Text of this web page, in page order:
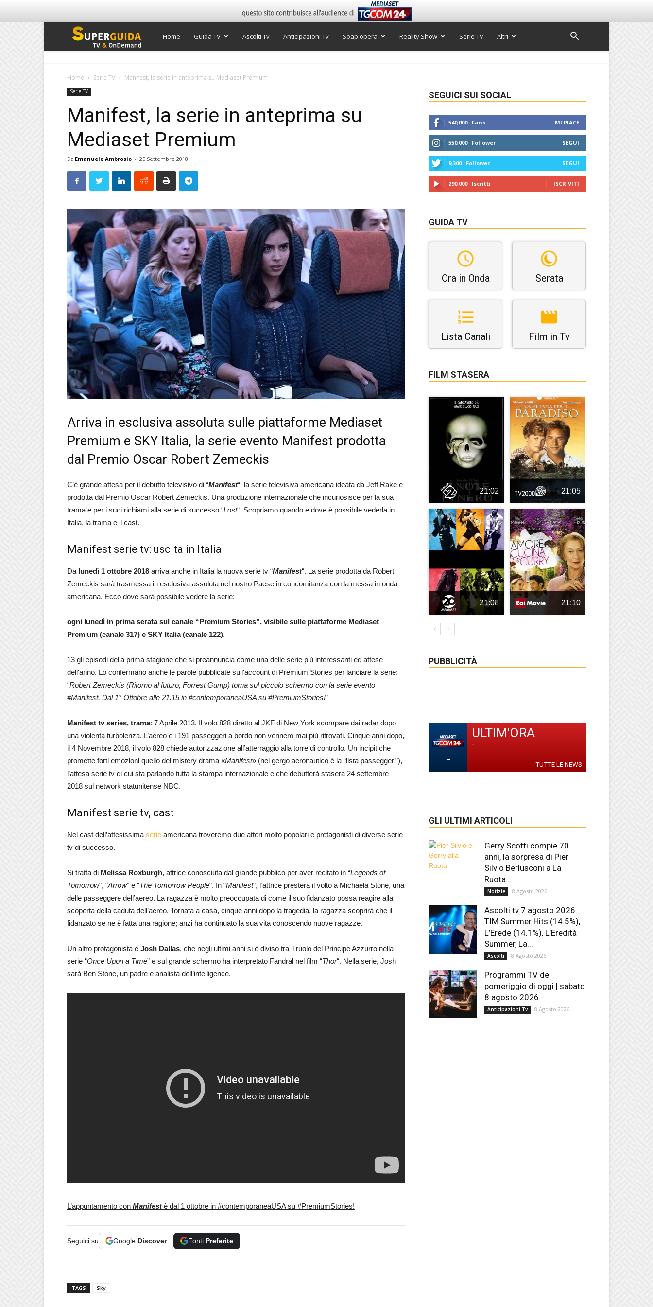
Super
Home Guida TV Ascolti Tv Anticipazioni Tv Soap opera Reality Show Serie TV Altri
Home Serie TV Manifest, la serie in anteprima su Mediaset Premium
Serie TV
Manifest, la serie in anteprima su
Mediaset Premium
Da Emanuele Ambrosio - 25 Settembre 2018
Arriva in esclusiva assoluta sulle piattaforme Mediaset
Premium e SKY Italia, la serie evento Manifest prodotta
dal Premio Oscar Robert Zemeckis
C’è grande attesa per il debutto televisivo di “Manifest“, la serie televisiva americana ideata da Jeff Rake e
prodotta dal Premio Oscar Robert Zemeckis. Una produzione internazionale che incuriosisce per la sua
trama e per i suoi richiami alla serie di successo “Lost“. Scopriamo quando e dove è possibile vederla in
Italia, la trama e il cast.
Manifest serie tv: uscita in Italia
Da lunedì 1 ottobre 2018 arriva anche in Italia la nuova serie tv “Manifest“. La serie prodotta da Robert
Zemeckis sarà trasmessa in esclusiva assoluta nel nostro Paese in concomitanza con la messa in onda
americana. Ecco dove sarà possibile vedere la serie:
ogni lunedì in prima serata sul canale “Premium Stories”, visibile sulle piattaforme Mediaset
Premium (canale 317) e SKY Italia (canale 122).
13 gli episodi della prima stagione che si preannuncia come una delle serie più interessanti ed attese
dell’anno. Lo confermano anche le parole pubblicate sull’account di Premium Stories per lanciare la serie:
“Robert Zemeckis (Ritorno al futuro, Forrest Gump) torna sul piccolo schermo con la serie evento
#Manifest. Dal 1° Ottobre alle 21.15 in #contemporaneaUSA su #PremiumStories!”
Manifest tv series, trama: 7 Aprile 2013. Il volo 828 diretto al JKF di New York scompare dai radar dopo
una violenta turbolenza. L’aereo e i 191 passeggeri a bordo non vennero mai più ritrovati. Cinque anni dopo,
il 4 Novembre 2018, il volo 828 chiede autorizzazione all’atterraggio alla torre di controllo. Un incipit che
promette forti emozioni quello del mistery drama «Manifest» (nel gergo aeronautico è la “lista passeggeri”),
l’attesa serie tv di cui sta parlando tutta la stampa internazionale e che debutterà stasera 24 settembre
2018 sul network statunitense NBC.
Manifest serie tv, cast
Nel cast dell’attesissima serie americana troveremo due attori molto popolari e protagonisti di diverse serie
tv di successo.
Si tratta di Melissa Roxburgh, attrice conosciuta dal grande pubblico per aver recitato in “Legends of
Tomorrow“, “Arrow” e “The Tomorrow People“. In “Manifest“, l’attrice presterà il volto a Michaela Stone, una
delle passeggere dell’aereo. La ragazza è molto preoccupata di come il suo fidanzato possa reagire alla
scoperta della caduta dell’aereo. Tornata a casa, cinque anni dopo la tragedia, la ragazza scoprirà che il
fidanzato se ne è fatta una ragione; anzi ha continuato la sua vita conoscendo nuove ragazze.
Un altro protagonista è Josh Dallas, che negli ultimi anni si è diviso tra il ruolo del Principe Azzurro nella
serie “Once Upon a Time” e sul grande schermo ha interpretato Fandral nel film “Thor“. Nella serie, Josh
sarà Ben Stone, un padre e analista dell’intelligence.
L’appuntamento con Manifestè dal 1 ottobre in #contemporaneaUSA su #PremiumStories!
Seguici su Google Discover Fonti Preferite
TAGS Sky
SEGUICI SUI SOCIAL
540,000 Fans MI PIACE
550,000 Follower SEGUI
9,300 Follower SEGUI
290,000 Iscritti ISCRIVITI
GUIDA TV
Ora in Onda Serata
Lista Canali Film in Tv
FILM STASERA
21:02 21:05
21:08 21:10
PUBBLICITÀ
-
ULTIM'ORA
-
TUTTE LE NEWS
GLI ULTIMI ARTICOLI
Gerry Scotti compie 70
anni, la sorpresa di Pier
Silvio Berlusconi a La
Ruota...
Notizie 8 Agosto 2026
Ascolti tv 7 agosto 2026:
TIM Summer Hits (14.5%),
L’Erede (14.1%), L’Eredità
Summer, La...
Ascolti 8 Agosto 2026
Programmi TV del
pomeriggio di oggi | sabato
8 agosto 2026
Anticipazioni Tv 8 Agosto 2026